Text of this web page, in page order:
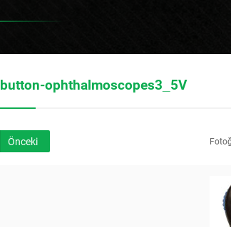
button-ophthalmoscopes3_5V
Önceki